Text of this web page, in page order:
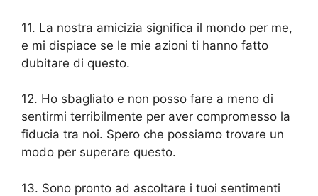
11. La nostra amicizia significa il mondo per me,
e mi dispiace se le mie azioni ti hanno fatto
dubitare di questo.
12. Ho sbagliato e non posso fare a meno di
sentirmi terribilmente per aver compromesso la
fiducia tra noi. Spero che possiamo trovare un
modo per superare questo.
13. Sono pronto ad ascoltare i tuoi sentimenti